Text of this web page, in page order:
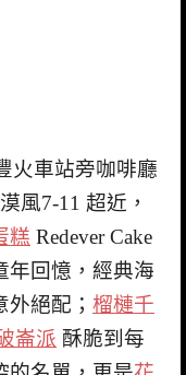
火車站旁咖啡廳
風7-11 超近，
糕 Redever Cake
年回憶，經典海
絕配； 榴槤千
崙派 酥脆到每